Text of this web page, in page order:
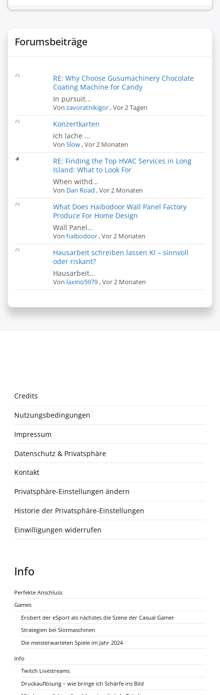
Forumsbeiträge
RE: Why Choose Gusumachinery Chocolate
Coating Machine for Candy
In pursuit...
Vonzavoratnikigor ,Vor 2 Tagen
Konzertkarten
Ich lache ...
VonSlow ,Vor 2 Monaten
RE: Finding the Top HVAC Services in Long
Island: What to Look For
When withd...
Von Dan Road ,Vor 2 Monaten
What Does Haibodoor Wall Panel Factory
Produce For Home Design
Wall Panel...
Von haibodoor ,Vor 2 Monaten
Hausarbeit schreiben lassen KI – sinnvoll
oder riskant?
Hausarbeit...
Von laxino5979 ,Vor 2 Monaten
Credits
Nutzungsbedingungen
Impressum
Datenschutz & Privatsphäre
Kontakt
Privatsphäre-Einstellungen ändern
Historie der Privatsphäre-Einstellungen
Einwilligungen widerrufen
Info
Perfekte Anschluss
Games
Erobert der eSport als nächstes die Szene der Casual Gamer
Strategien bei Slotmaschinen
Die meisterwarteten Spiele im Jahr 2024
Info
Twitch Livestreams
Druckauflösung – wie bringe ich Schärfe ins Bild